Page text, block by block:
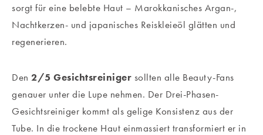
sorgt für eine belebte Haut – Marokkanisches Argan-,
Nachtkerzen- und japanisches Reiskleieöl glätten und
regenerieren.
Den 2/5 Gesichtsreiniger sollten alle Beauty-Fans
genauer unter die Lupe nehmen. Der Drei-Phasen-
Gesichtsreiniger kommt als gelige Konsistenz aus der
Tube. In die trockene Haut einmassiert transformiert er in